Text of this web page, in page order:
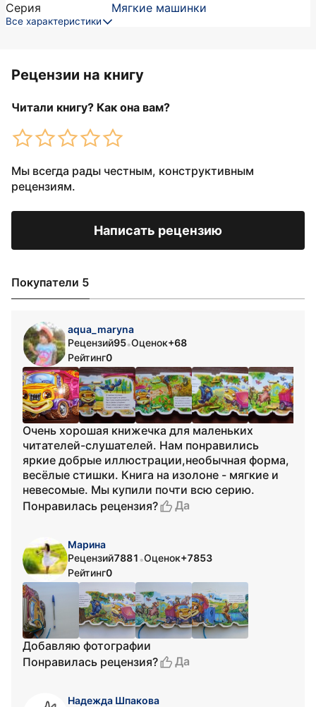
Серия
Мягкие машинки
Все характеристики
Рецензии на книгу
Читали книгу? Как она вам?
Мы всегда рады честным, конструктивным
рецензиям.
Написать рецензию
Покупатели 5
aqua_maryna
Рецензий95•Оценок+68
Рейтинг0
Очень хорошая книжечка для маленьких
читателей-слушателей. Нам понравились
яркие добрые иллюстрации,необычная форма,
весёлые стишки. Книга на изолоне - мягкие и
невесомые. Мы купили почти всю серию.
Понравилась рецензия?
Да
Марина
Рецензий7881 •Оценок+7853
Рейтинг0
Добавляю фотографии
Понравилась рецензия?
Да
Надежда Шпакова